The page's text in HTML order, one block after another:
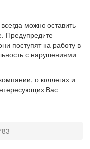
можно оставить
Предупредите
поступят на работу в
с нарушениями
о коллегах и
Вас